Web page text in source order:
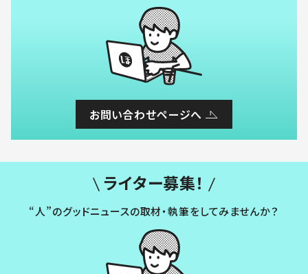
お問い合わせページへ
ライター募集！
“人”のグッドニュースの取材・執筆をしてみませんか？